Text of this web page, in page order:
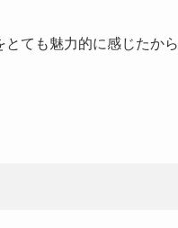
ても魅力的に感じたから